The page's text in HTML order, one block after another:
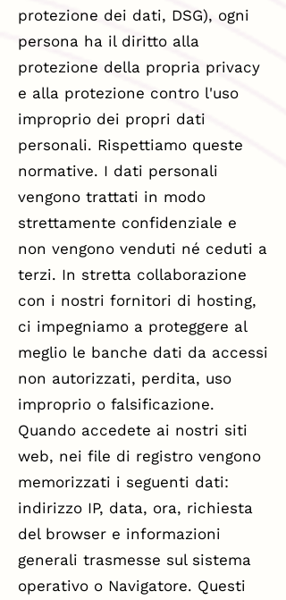
protezione dei dati, DSG), ogni
persona ha il diritto alla
protezione della propria privacy
e alla protezione contro l'uso
improprio dei propri dati
personali. Rispettiamo queste
normative. I dati personali
vengono trattati in modo
strettamente confidenziale e
non vengono venduti né ceduti a
terzi. In stretta collaborazione
con i nostri fornitori di hosting,
ci impegniamo a proteggere al
meglio le banche dati da accessi
non autorizzati, perdita, uso
improprio o falsificazione.
Quando accedete ai nostri siti
web, nei file di registro vengono
memorizzati i seguenti dati:
indirizzo IP, data, ora, richiesta
del browser e informazioni
generali trasmesse sul sistema
operativo o Navigatore. Questi